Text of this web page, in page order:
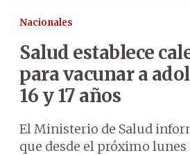
Nacionales
Salud establece
para vacunar a
16 y 17 años
El Ministerio de Salud
que desde el próximo lunes